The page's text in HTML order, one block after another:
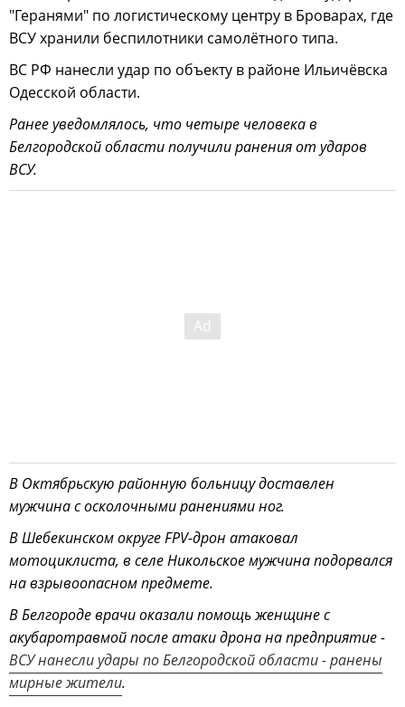
"Геранями" по логистическому центру в Броварах, где
ВСУ хранили беспилотники самолётного типа.
ВС РФ нанесли удар по объекту в районе Ильичёвска
Одесской области.
Ранее уведомлялось, что четыре человека в
Белгородской области получили ранения от ударов
ВСУ.
В Октябрьскую районную больницу доставлен
мужчина с осколочными ранениями ног.
В Шебекинском округе FPV-дрон атаковал
мотоциклиста, в селе Никольское мужчина подорвался
на взрывоопасном предмете.
В Белгороде врачи оказали помощь женщине с
акубаротравмой после атаки дрона на предприятие -
ВСУ нанесли удары по Белгородской области - ранены
мирные жители.